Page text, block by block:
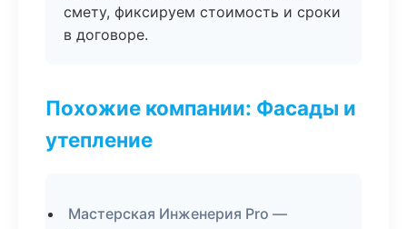
смету, фиксируем стоимость и сроки
в договоре.
Похожие компании: Фасады и
утепление
Мастерская Инженерия Pro —